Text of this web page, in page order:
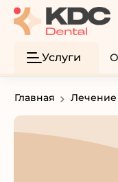
Услуги
Главная Лечение